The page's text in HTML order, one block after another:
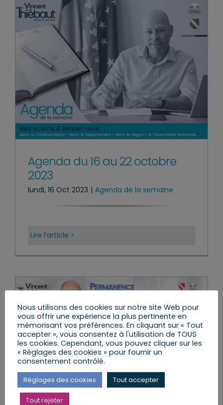
Agenda du 16 au 22 octobre
2023
lundi, 16 Oct 2023 | Agenda de la semaine
Lire l’article
Nous utilisons des cookies sur notre site Web pour
vous offrir une expérience la plus pertinente en
mémorisant vos préférences. En cliquant sur « Tout
accepter », vous consentez à l'utilisation de TOUS
les cookies. Cependant, vous pouvez cliquer sur les
« Réglages des cookies » pour fournir un
consentement contrôlé.
Réglages des cookies Tout accepter
Tout rejeter